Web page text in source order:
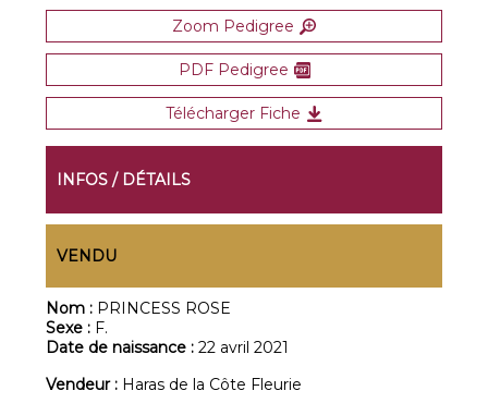
Zoom Pedigree
PDF Pedigree
Télécharger Fiche
INFOS / DÉTAILS
VENDU
Nom : PRINCESS ROSE
Sexe : F.
Date de naissance :22 avril 2021
Vendeur : Haras de la Côte Fleurie